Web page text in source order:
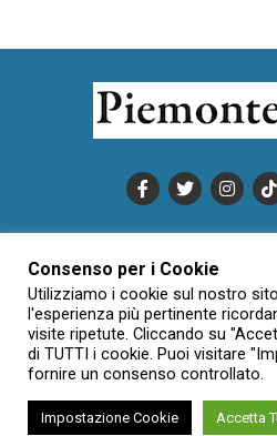
INFORMATIVA
CONDIZIONI DI UTILIZZO
CREDITS
Creative Commons Attribuzione -
Consenso per i Cookie
Utilizziamo i cookie sul nostro
l'esperienza più pertinente
visite ripetute. Cliccando su
di TUTTI i cookie. Puoi visitare
fornire un consenso controllato.
Impostazione Cookie Accetta